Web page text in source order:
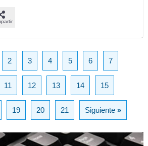
2 3 4 5 6 7
11 12 13 14 15
19 20 21 Siguiente»